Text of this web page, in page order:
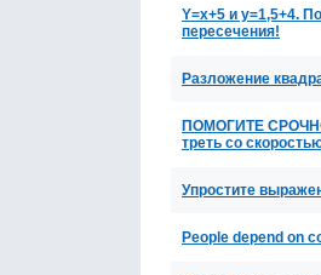
Y=x+5 и y=1,5+4.
пересечения!
Разложение
ПОМОГИТЕ
треть со
Упростите
People depend on